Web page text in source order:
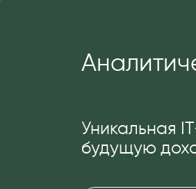
Уникальная
будущую